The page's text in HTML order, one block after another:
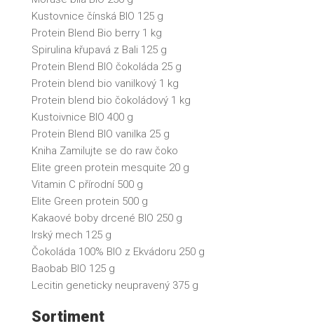
Kustovnice čínská BIO 125 g
Protein Blend Bio berry 1 kg
Spirulina křupavá z Bali 125 g
Protein Blend BIO čokoláda 25 g
Protein blend bio vanilkový 1 kg
Protein blend bio čokoládový 1 kg
Kustoivnice BIO 400 g
Protein Blend BIO vanilka 25 g
Kniha Zamilujte se do raw čoko
Elite green protein mesquite 20 g
Vitamin C přírodní 500 g
Elite Green protein 500 g
Kakaové boby drcené BIO 250 g
Irský mech 125 g
Čokoláda 100% BIO z Ekvádoru 250 g
Baobab BIO 125 g
Lecitin geneticky neupravený 375 g
Sortiment